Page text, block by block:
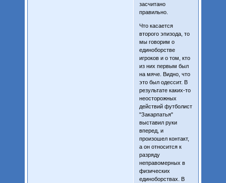
засчитано
правильно.
Что касается
второго эпизода, то
мы говорим о
единоборстве
игроков и о том, кто
из них первым был
на мяче. Видно, что
это был одессит. В
результате каких-то
неосторожных
действий футболист
"Закарпатья"
выставил руки
вперед, и
произошел контакт,
а он относится к
разряду
неправомерных в
физических
единоборствах. В